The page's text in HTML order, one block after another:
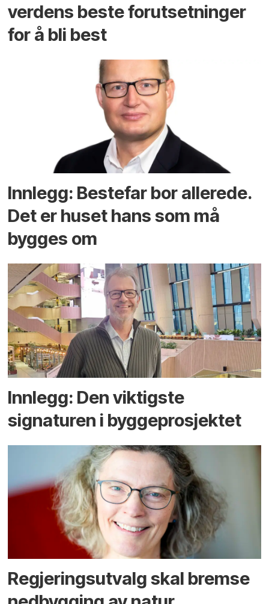
verdens beste forutsetninger
for å bli best
Innlegg: Bestefar bor allerede.
Det er huset hans som må
bygges om
Innlegg: Den viktigste
signaturen i bygge­­prosjektet
Regjerings­utvalg skal bremse